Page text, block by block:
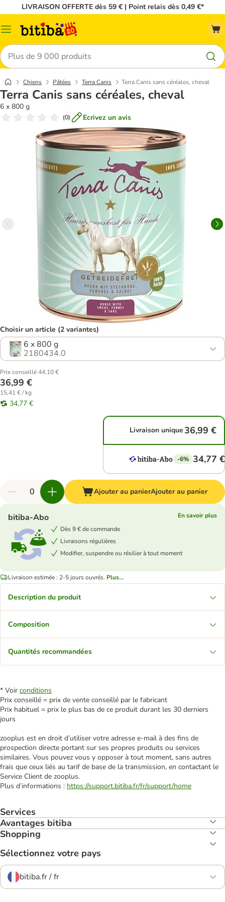
LIVRAISON OFFERTE dès 59 € | Point relais dès 0,49 €*
Menu
Rechercher
Chiens Pâtées Terra Canis Terra Canis sans céréales, cheval
Terra Canis sans céréales, cheval
6 x 800 g
(0) Ecrivez un avis
Choisir un article (2 variantes)
6 x 800 g
2180434.0
Prix conseillé 44,10 €
36,99 €
15,41 € / kg
34,77 €
Livraison unique36,99 €
-6% 34,77 €
Ajouter au panierAjouter au panier
bitiba-Abo
En savoir plus
Dès 9 € de commande
Livraisons régulières
Modifier, suspendre ou résilier à tout moment
Livraison estimée : 2-5 jours ouvrés. Plus...
Description du produit
Composition
Quantités recommandées
* Voir conditions
Prix conseillé = prix de vente conseillé par le fabricant
Prix habituel = prix le plus bas de ce produit durant les 30 derniers
jours
zooplus est en droit d’utiliser votre adresse e‑mail à des fins de
prospection directe portant sur ses propres produits ou services
similaires. Vous pouvez vous y opposer à tout moment, sans autres
frais que ceux liés au tarif de base de la transmission, en contactant le
Service Client de zooplus.
Plus d’informations : https://support.bitiba.fr/fr/support/home
Services
Avantages bitiba
Shopping
Sélectionnez votre pays
bitiba.fr / fr